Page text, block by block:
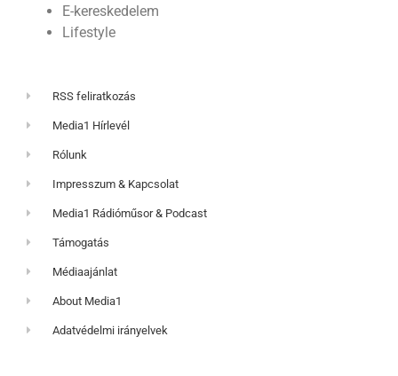
E-kereskedelem
Lifestyle
RSS feliratkozás
Media1 Hírlevél
Rólunk
Impresszum & Kapcsolat
Media1 Rádióműsor & Podcast
Támogatás
Médiaajánlat
About Media1
Adatvédelmi irányelvek